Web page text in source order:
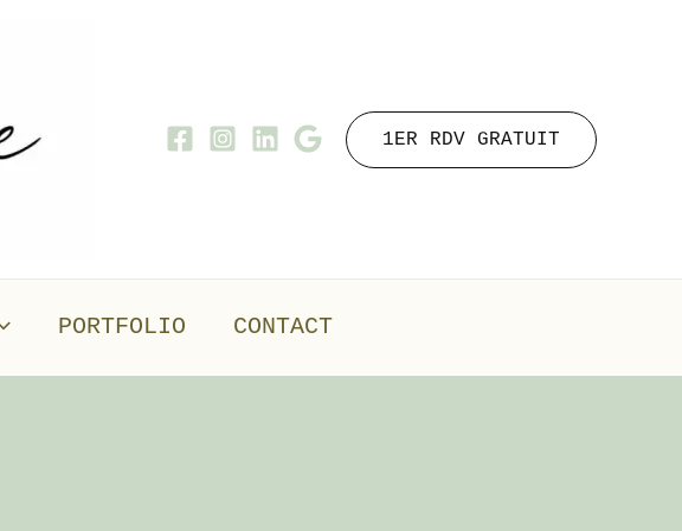
1ER RDV GRATUIT
PORTFOLIO CONTACT